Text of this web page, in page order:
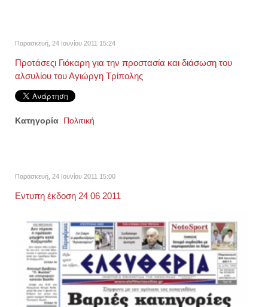
Παρασκευή, 24 Ιουνίου 2011 15:24
Προτάσεςι Γιόκαρη για την προστασία και διάσωση του
αλσυλίου του Αγιώργη Τρίπολης
Κατηγορία Πολιτική
Παρασκευή, 24 Ιουνίου 2011 15:00
Eντυπη έκδοση 24 06 2011